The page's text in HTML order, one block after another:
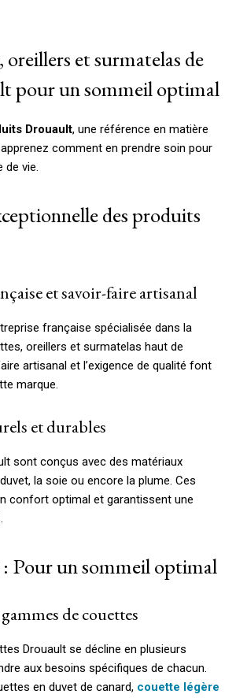
oreillers et surmatelas de
pour un sommeil optimal
Drouault, une référence en matière
comment en prendre soin pour
de vie.
des produits
et savoir-faire artisanal
française spécialisée dans la
oreillers et surmatelas haut de
artisanal et l’exigence de qualité font
marque.
et durables
sont conçus avec des matériaux
la soie ou encore la plume. Ces
confort optimal et garantissent une
: Pour un sommeil optimal
de couettes
Drouault se décline en plusieurs
aux besoins spécifiques de chacun.
en duvet de canard, couette légère